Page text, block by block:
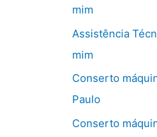
mim
Assistência
mim
Conserto
Paulo
Conserto